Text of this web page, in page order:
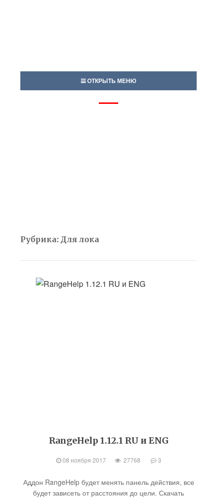
ОТКРЫТЬ МЕНЮ
Рубрика:Для лока
RangeHelp 1.12.1 RU и ENG
08 ноября 2017 27768 3
Аддон RangeHelp будет менять панель действия, все
будет зависеть от расстояния до цели. Скачать